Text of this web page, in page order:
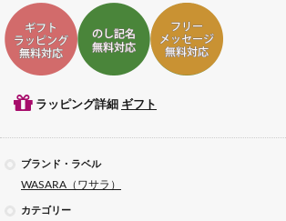
ギフトラッピング対応ギフトのし記名対応
ラッピング詳細 ギフト
ブランド・ラベル
WASARA（ワサラ）
カテゴリー